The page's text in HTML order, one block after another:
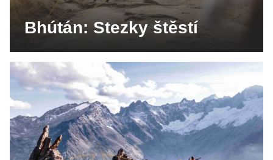
Bhútán: Stezky štěstí